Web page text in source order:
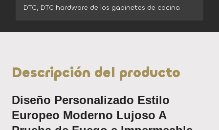
DTC, DTC hardware de los gabinetes de cocina
Descripción del producto
Diseño Personalizado Estilo
Europeo Moderno Lujoso A